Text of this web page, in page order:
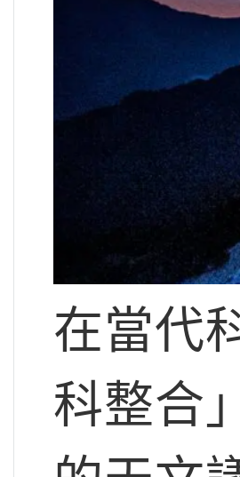
在當代
科整合